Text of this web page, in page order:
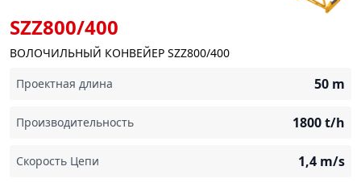
SZZ800/400
ВОЛОЧИЛЬНЫЙ КОНВЕЙЕР SZZ800/400
Проектная длина
50 m
Производительность 1800t/h
Скорость Цепи 1,4 m/s